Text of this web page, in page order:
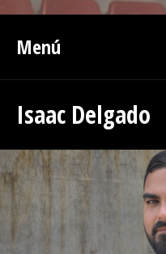
Menú
Isaac Delgado